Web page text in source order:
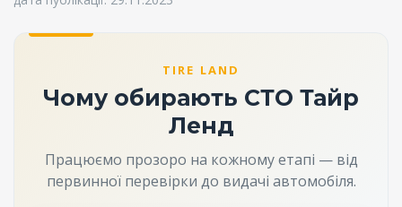
TIRE LAND
Чому обирають СТО Тайр
Ленд
Працюємо прозоро на кожному етапі — від
первинної перевірки до видачі автомобіля.